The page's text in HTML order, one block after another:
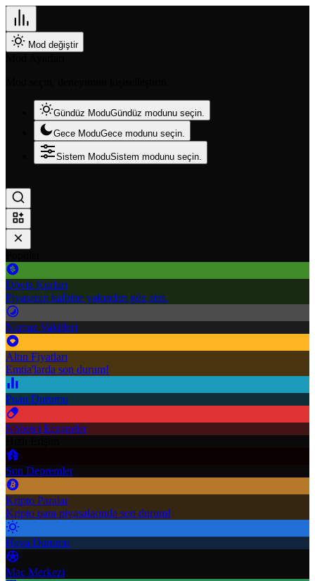
Mod değiştir
Gündüz ModuGündüz modunu seçin.
Gece ModuGece modunu seçin.
Sistem ModuSistem modunu seçin.
Döviz Kurları
Piyasanın kalbine yakından göz atın.
Namaz Vakitleri
Altın Fiyatları
Emtia'larda son durum!
Puan Durumu
Nöbetçi Eczaneler
Son Depremler
Kripto Paralar
Kripto para piyasalarında son durum!
Hava Durumu
Maç Merkezi